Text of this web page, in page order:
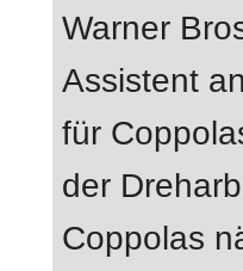
Warner
Assistent
für
der
Coppolas